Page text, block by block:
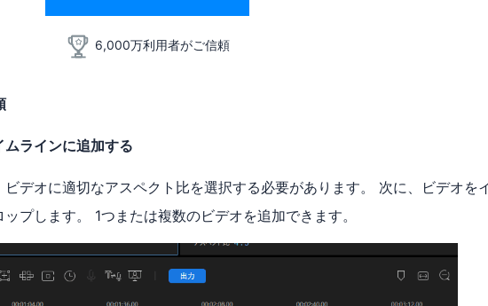
6,000万利用者がご信頼
ラインに追加する
デオに適切なアスペクト比を選択する必要があります。 次に、ビデオを
プします。 1つまたは複数のビデオを追加できます。